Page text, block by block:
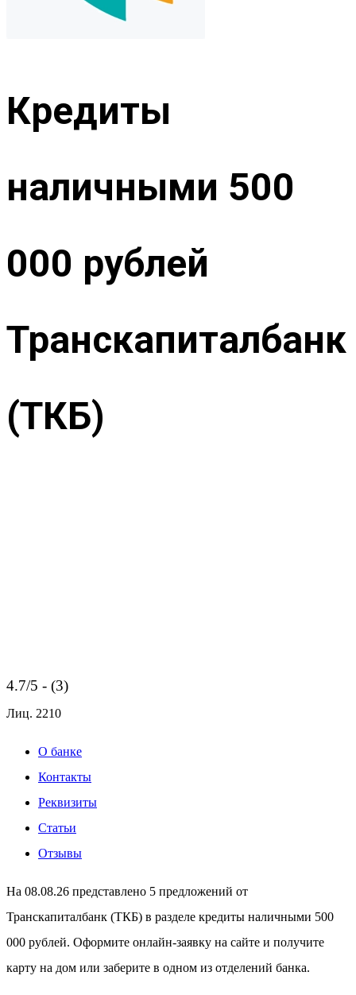
Кредиты
наличными 500
000 рублей
Транскапиталбанк
(ТКБ)
4.7/5 - (3)
Лиц. 2210
О банке
Контакты
Реквизиты
Статьи
Отзывы
На 08.08.26 представлено 5 предложений от
Транскапиталбанк (ТКБ) в разделе кредиты наличными 500
000 рублей. Оформите онлайн-заявку на сайте и получите
карту на дом или заберите в одном из отделений банка.